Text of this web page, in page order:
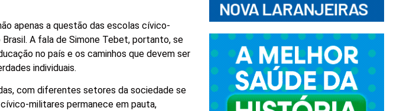
apenas a questão das escolas cívico-
A fala de Simone Tebet, portanto, se
no país e os caminhos que devem ser
individuais.
com diferentes setores da sociedade se
militares permanece em pauta,